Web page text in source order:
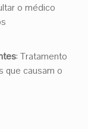
o médico
: Tratamento
que causam o